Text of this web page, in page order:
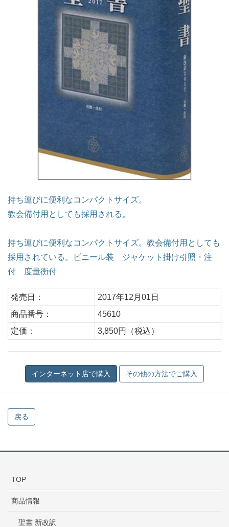
持ち運びに便利なコンパクトサイズ。
教会備付用としても採用される。
持ち運びに便利なコンパクトサイズ。教会備付用としても
採用されている。ビニール装 ジャケット掛け引照・注
付 度量衡付
発売日：
2017年12月01日
商品番号：
45610
定価：
3,850円（税込）
戻る
TOP
商品情報
聖書 新改訳